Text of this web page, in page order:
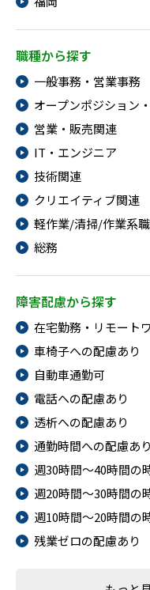
職種から探す
一般事務・営業事務
オープンポジション
営業・販売関連
IT・エンジニア
技術関連
クリエイティブ関連
軽作業/清掃/作業系
総務
障害配慮から探す
在宅勤務・リモート
車椅子への配慮あり
自動車通勤可
電話への配慮あり
透析への配慮あり
通勤時間への配慮あり
週30時間～40時間の
週20時間～30時間の
週10時間～20時間の
残業ゼロの配慮あり